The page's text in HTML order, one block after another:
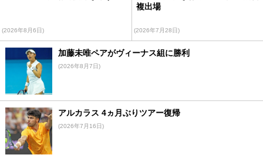
(2026年8月6日)
複出場
(2026年7月28日)
加藤未唯ペアがヴィーナス組に勝利
(2026年8月7日)
アルカラス 4ヵ月ぶりツアー復帰
(2026年7月16日)